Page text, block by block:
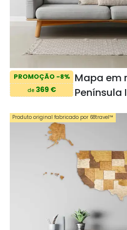
PROMOÇÃO -8%
de369 €
Mapa em
Península
Produto original fabricado por 68travel™️